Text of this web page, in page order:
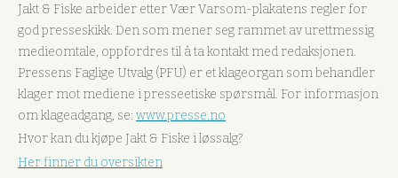
Jakt & Fiske arbeider etter Vær Varsom-plakatens regler for
god presseskikk. Den som mener seg rammet av urettmessig
medieomtale, oppfordres til å ta kontakt med redaksjonen.
Pressens Faglige Utvalg (PFU) er et klageorgan som behandler
klager mot mediene i presseetiske spørsmål. For informasjon
om klageadgang, se: www.presse.no
Hvor kan du kjøpe Jakt & Fiske i løssalg?
Her finner du oversikten